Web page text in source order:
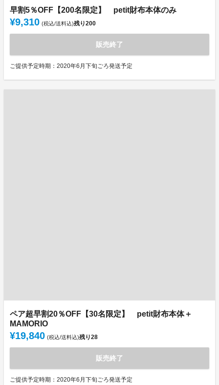
早割5％OFF【200名限定】 petit財布本体のみ
¥9,310 (税込/送料込)残り200
販売終了
ご提供予定時期：2020年6月下旬ごろ発送予定
ペア超早割20％OFF【30名限定】 petit財布本体＋
MAMORIO
¥19,840 (税込/送料込)残り28
販売終了
ご提供予定時期：2020年6月下旬ごろ発送予定